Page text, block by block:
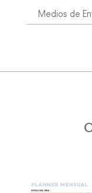
Medios de